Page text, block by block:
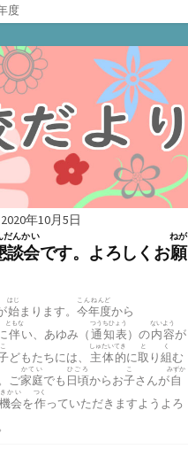
度
2020年10月5日
談会
だんかい
です。よろしくお願
ねが
始
はじ
まります。 今年度
こんねんど
から
伴
ともな
い、あゆみ（通知表
つうちひょう
）の内容
ないよう
が
こ
どもたちには、 主体的
しゅたいてき
に取
と
り組
く
む
ご家庭
かてい
でも 日頃
ひごろ
からお子
こ
さんが自
みずか
機会
きかい
を作
つく
っていただきますようよろ